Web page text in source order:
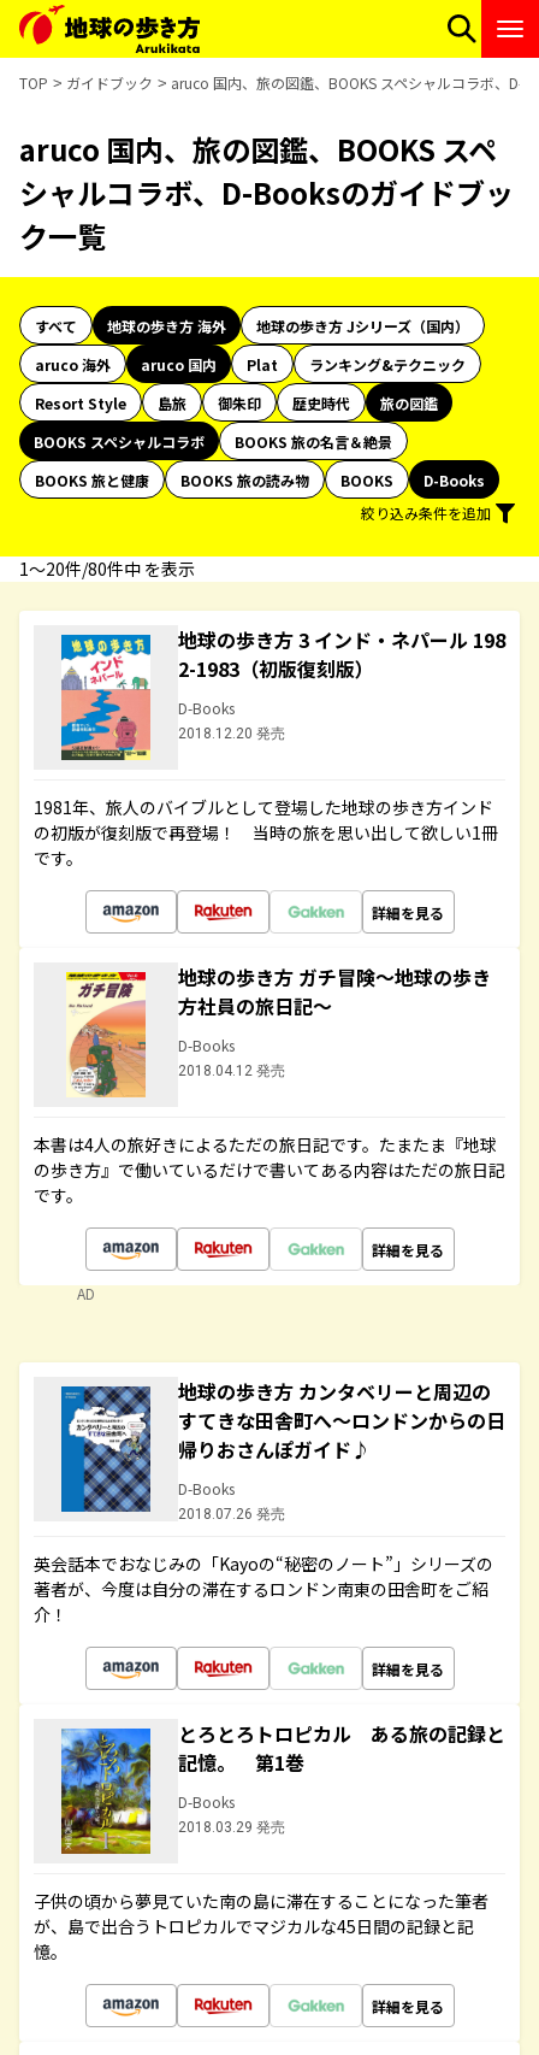
TOP ガイドブック aruco 国内、旅の図鑑、BOOKS スペシャルコラボ、D-
aruco 国内、旅の図鑑、BOOKS スペ
シャルコラボ、D-Booksのガイドブッ
ク一覧
すべて 地球の歩き方 海外
地球の歩き方 Jシリーズ（国内）
aruco 海外
aruco 国内 Plat
ランキング&テクニック
Resort Style
島旅 御朱印 歴史時代
旅の図鑑
BOOKS スペシャルコラボ
BOOKS 旅の名言＆絶景
BOOKS 旅と健康
BOOKS 旅の読み物 BOOKS
D-Books
絞り込み条件を追加
1〜20件/80件中 を表示
地球の歩き方 3 インド・ネパール 198
2-1983（初版復刻版）
D-Books
2018.12.20 発売
1981年、旅人のバイブルとして登場した地球の歩き方インド
の初版が復刻版で再登場！ 当時の旅を思い出して欲しい1冊
です。
詳細を見る
地球の歩き方 ガチ冒険～地球の歩き
方社員の旅日記～
D-Books
2018.04.12 発売
本書は4人の旅好きによるただの旅日記です。たまたま『地球
の歩き方』で働いているだけで書いてある内容はただの旅日記
です。
詳細を見る
AD
地球の歩き方 カンタベリーと周辺の
すてきな田舎町へ～ロンドンからの日
帰りおさんぽガイド♪
D-Books
2018.07.26 発売
英会話本でおなじみの「Kayoの“秘密のノート”」シリーズの
著者が、今度は自分の滞在するロンドン南東の田舎町をご紹
介！
詳細を見る
とろとろトロピカル ある旅の記録と
記憶。 第1巻
D-Books
2018.03.29 発売
子供の頃から夢見ていた南の島に滞在することになった筆者
が、島で出合うトロピカルでマジカルな45日間の記録と記
憶。
詳細を見る